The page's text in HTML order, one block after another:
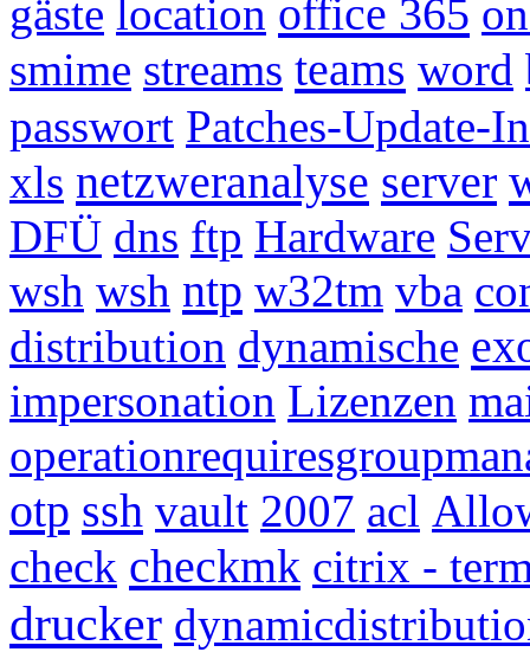
gäste location office 365
smime streams teams word
passwort Patches-Update-
xls netzweranalyse server
DFÜ dns ftp Hardware
wsh wsh ntp w32tm vba
distribution dynamische
impersonation Lizenzen
otp ssh vault 2007 acl
check checkmk citrix -
drucker